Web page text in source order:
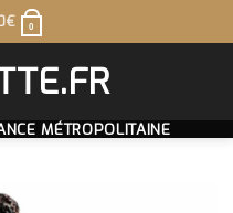
€ 0
MÉTROPOLITAINE